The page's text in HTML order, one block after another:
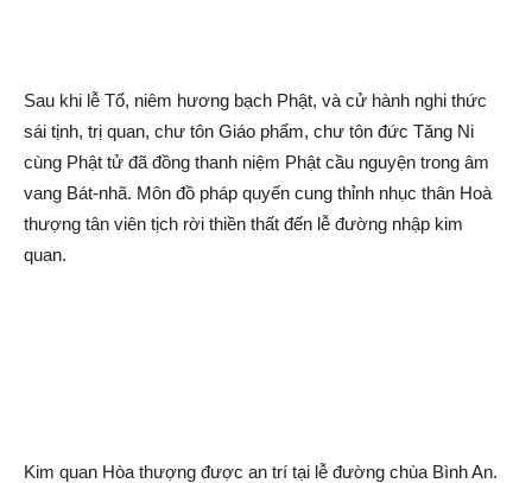
Sau khi lễ Tổ, niêm hương bạch Phật, và cử hành nghi thức
sái tịnh, trị quan, chư tôn Giáo phẩm, chư tôn đức Tăng Ni
cùng Phật tử đã đồng thanh niệm Phật cầu nguyện trong âm
vang Bát-nhã. Môn đồ pháp quyến cung thỉnh nhục thân Hoà
thượng tân viên tịch rời thiền thất đến lễ đường nhập kim
quan.
Kim quan Hòa thượng được an trí tại lễ đường chùa Bình An.